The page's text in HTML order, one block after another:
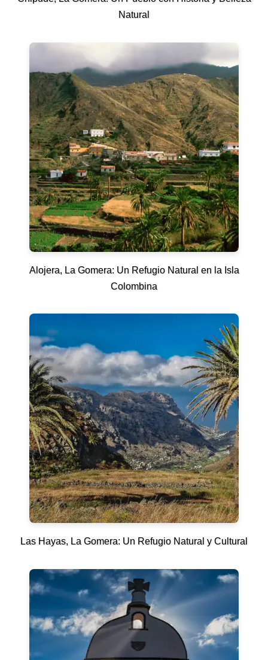
Natural
Alojera, La Gomera: Un Refugio Natural en la Isla
Colombina
Las Hayas, La Gomera: Un Refugio Natural y Cultural